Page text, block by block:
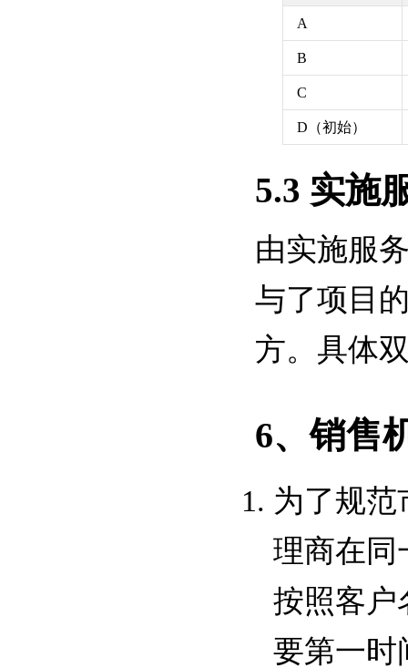
A
B
C
D（初始）
5.3 实施
由实施服
与了项目
方。具体
6、销售
为了规范
理商在同
按照客户
要第一时